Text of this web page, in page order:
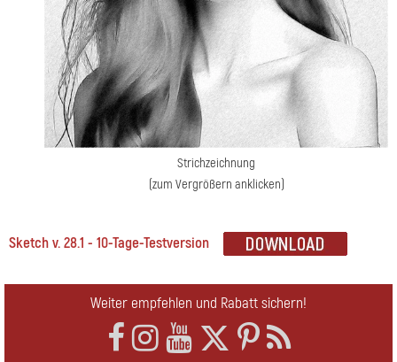
Strichzeichnung
(zum Vergrößern anklicken)
Sketch v. 28.1 - 10-Tage-Testversion
Weiter empfehlen und Rabatt sichern!